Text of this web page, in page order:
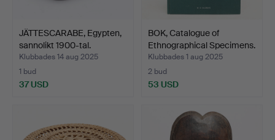
JÄTTESCARABE, Egypten,
sannolikt 1900-tal.
Klubbades 14 aug 2025
1 bud
37 USD
BOK, Catalogue of
Ethnographical Specimens.
Klubbades 1 aug 2025
2 bud
53 USD